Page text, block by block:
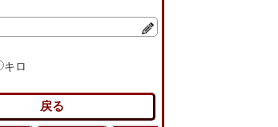
キロ